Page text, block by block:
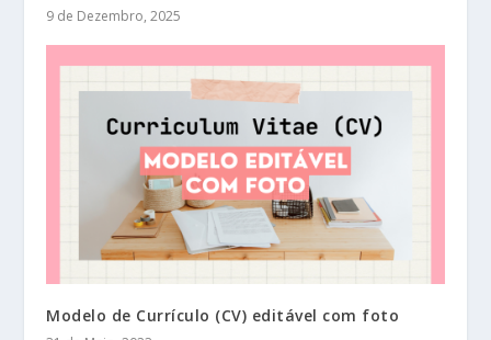
9 de Dezembro, 2025
Modelo de Currículo (CV) editável com foto